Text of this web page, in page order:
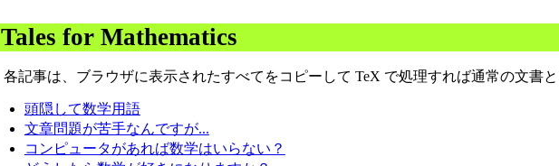
Tales for Mathematics
各記事は、ブラウザに表示されたすべてをコピーして TeX で処理すれば通常の文書
頭隠して数学用語
文章問題が苦手なんですが...
コンピュータがあれば数学はいらない？